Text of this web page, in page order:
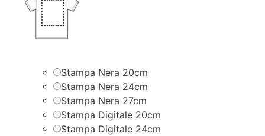
Stampa Nera 20cm
Stampa Nera 24cm
Stampa Nera 27cm
Stampa Digitale 20cm
Stampa Digitale 24cm